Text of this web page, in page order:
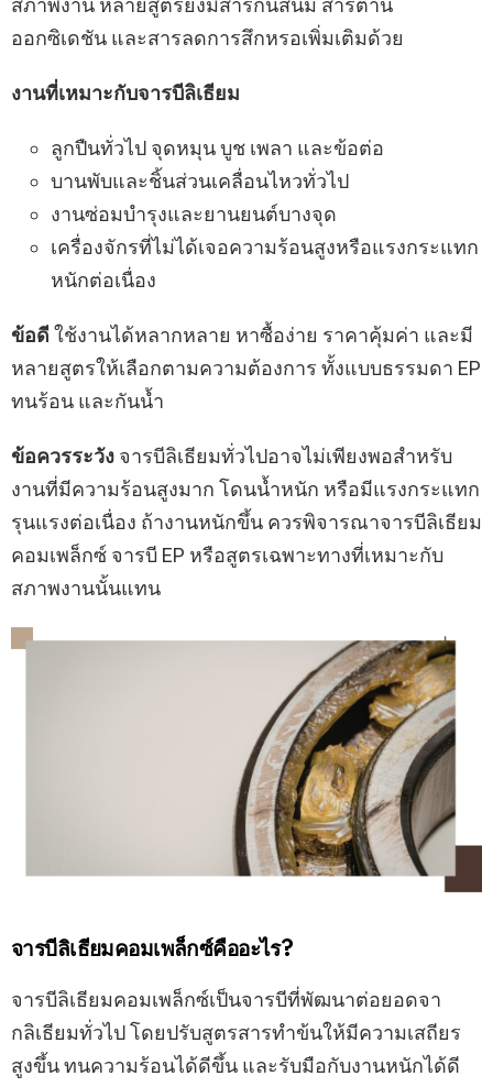
สภาพงาน หลายสูตรยังมีสารกันสนิม สารต้าน
ออกซิเดชัน และสารลดการสึกหรอเพิ่มเติมด้วย
งานที่เหมาะกับจารบีลิเธียม
ลูกปืนทั่วไป จุดหมุน บูช เพลา และข้อต่อ
บานพับและชิ้นส่วนเคลื่อนไหวทั่วไป
งานซ่อมบำรุงและยานยนต์บางจุด
เครื่องจักรที่ไม่ได้เจอความร้อนสูงหรือแรงกระแทก
หนักต่อเนื่อง
ข้อดี ใช้งานได้หลากหลาย หาซื้อง่าย ราคาคุ้มค่า และมี
หลายสูตรให้เลือกตามความต้องการ ทั้งแบบธรรมดา EP
ทนร้อน และกันน้ำ
ข้อควรระวัง จารบีลิเธียมทั่วไปอาจไม่เพียงพอสำหรับ
งานที่มีความร้อนสูงมาก โดนน้ำหนัก หรือมีแรงกระแทก
รุนแรงต่อเนื่อง ถ้างานหนักขึ้น ควรพิจารณาจารบีลิเธียม
คอมเพล็กซ์ จารบี EP หรือสูตรเฉพาะทางที่เหมาะกับ
สภาพงานนั้นแทน
จารบีลิเธียมคอมเพล็กซ์คืออะไร?
จารบีลิเธียมคอมเพล็กซ์เป็นจารบีที่พัฒนาต่อยอดจา
กลิเธียมทั่วไป โดยปรับสูตรสารทำข้นให้มีความเสถียร
สูงขึ้น ทนความร้อนได้ดีขึ้น และรับมือกับงานหนักได้ดี